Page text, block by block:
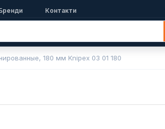
Контакти
180 мм Knipex 03 01 180